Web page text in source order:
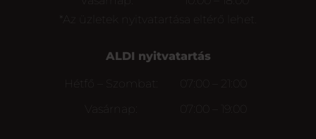
*Az üzletek nyitvatartása eltérő lehet.
ALDI nyitvatartás
Hétfő – Szombat:
07:00 – 21:00
Vasárnap: